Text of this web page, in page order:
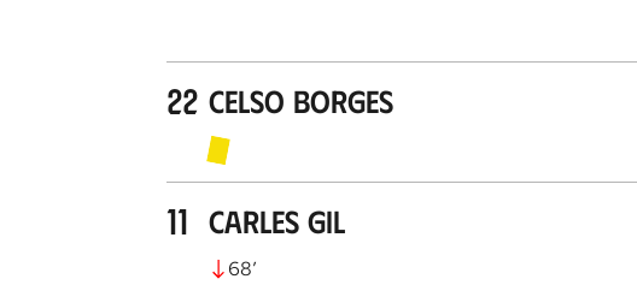
22 Celso Borges
11 Carles Gil
68’